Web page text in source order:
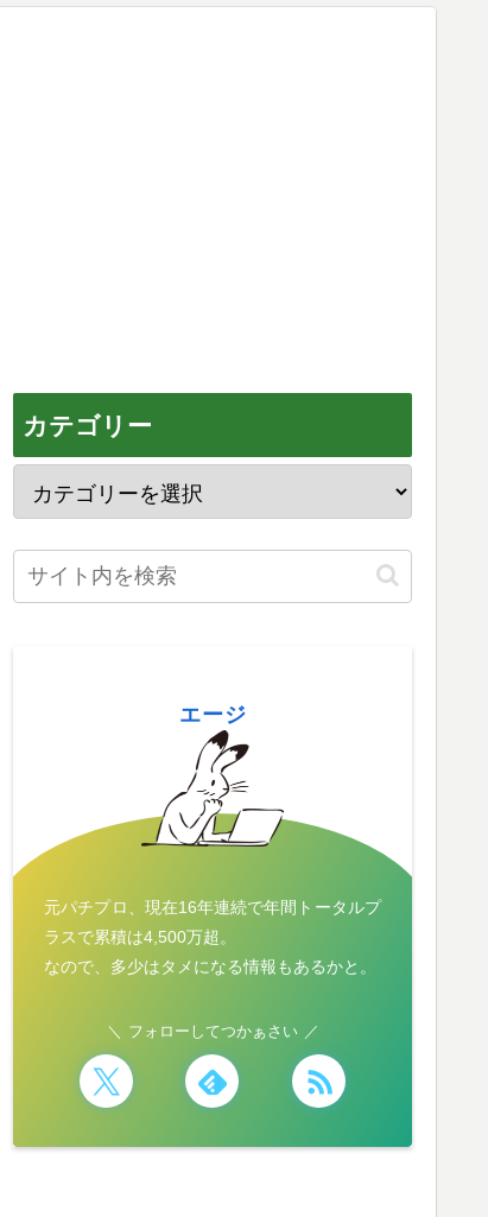
カテゴリー
エージ
元パチプロ、現在16年連続で年間トータルプ
ラスで累積は4,500万超。
なので、多少はタメになる情報もあるかと。
フォローしてつかぁさい